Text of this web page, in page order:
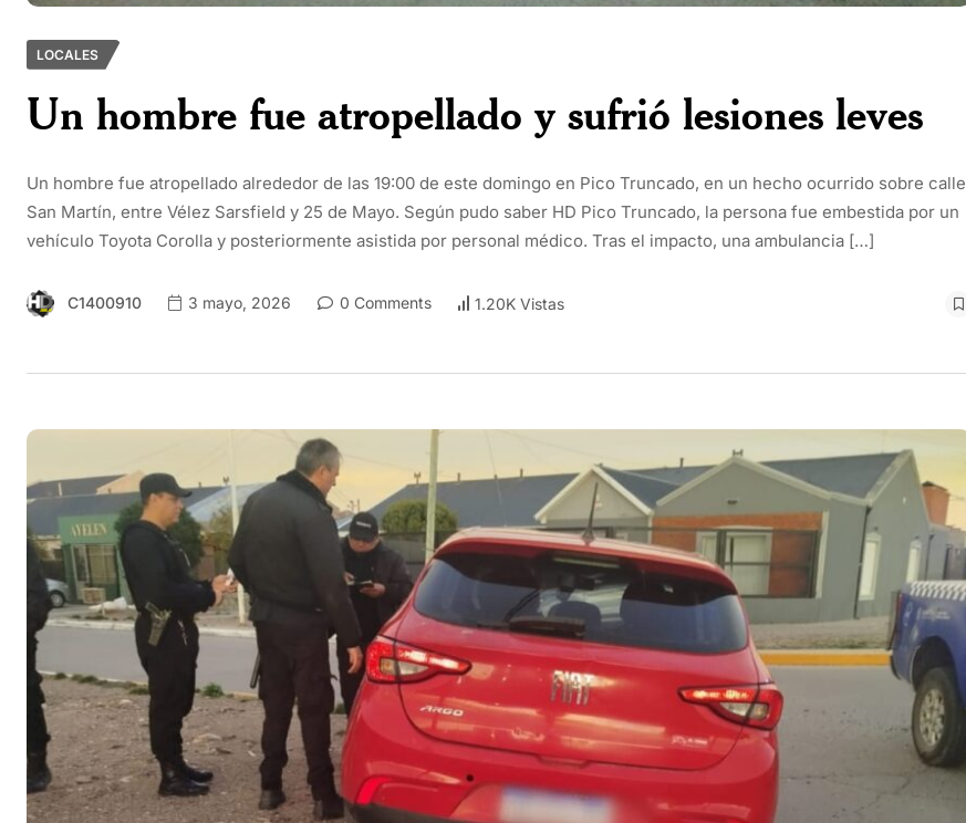
LOCALES
Un hombre fue atropellado y sufrió lesiones leves
Un hombre fue atropellado alrededor de las 19:00 de este domingo en Pico Truncado, en un hecho ocurrido sobre calle
San Martín, entre Vélez Sarsfield y 25 de Mayo. Según pudo saber HD Pico Truncado, la persona fue embestida por un
vehículo Toyota Corolla y posteriormente asistida por personal médico. Tras el impacto, una ambulancia […]
C1400910 3 mayo, 2026 0 Comments 1.20K Vistas